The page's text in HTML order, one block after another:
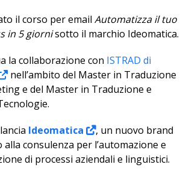
il corso per email Automatizza il tuo
in 5 giornisotto il marchio Ideomatica.
la collaborazione con ISTRAD di
nell’ambito del Master in Traduzione
e del Master in Traduzione e
Ideomatica
, un nuovo brand
alla consulenza per l’automazione e
di processi aziendali e linguistici.